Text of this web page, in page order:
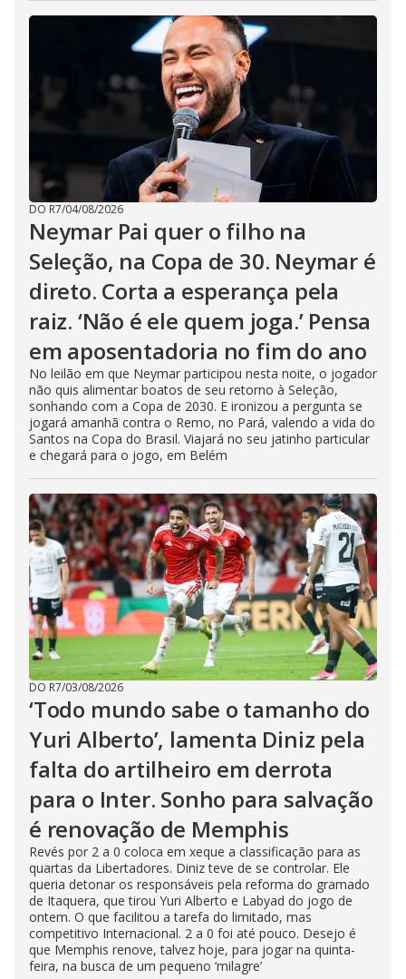
DO R7/04/08/2026
Neymar Pai quer o filho na
Seleção, na Copa de 30. Neymar é
direto. Corta a esperança pela
raiz. ‘Não é ele quem joga.’ Pensa
em aposentadoria no fim do ano
No leilão em que Neymar participou nesta noite, o jogador
não quis alimentar boatos de seu retorno à Seleção,
sonhando com a Copa de 2030. E ironizou a pergunta se
jogará amanhã contra o Remo, no Pará, valendo a vida do
Santos na Copa do Brasil. Viajará no seu jatinho particular
e chegará para o jogo, em Belém
DO R7/03/08/2026
‘Todo mundo sabe o tamanho do
Yuri Alberto’, lamenta Diniz pela
falta do artilheiro em derrota
para o Inter. Sonho para salvação
é renovação de Memphis
Revés por 2 a 0 coloca em xeque a classificação para as
quartas da Libertadores. Diniz teve de se controlar. Ele
queria detonar os responsáveis pela reforma do gramado
de Itaquera, que tirou Yuri Alberto e Labyad do jogo de
ontem. O que facilitou a tarefa do limitado, mas
competitivo Internacional. 2 a 0 foi até pouco. Desejo é
que Memphis renove, talvez hoje, para jogar na quinta-
feira, na busca de um pequeno ‘milagre’